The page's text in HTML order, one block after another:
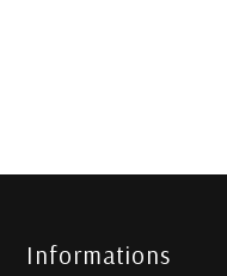
Informations